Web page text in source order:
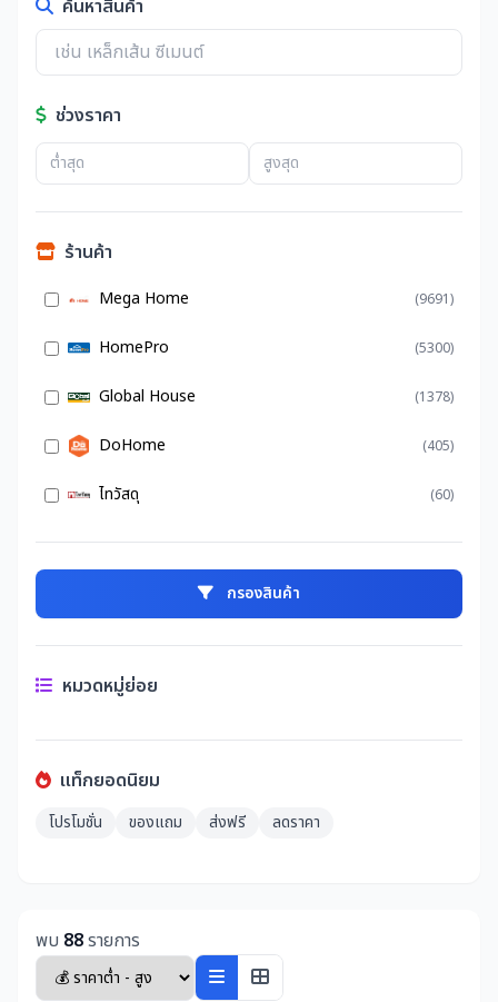
ค้นหาสินค้า
ช่วงราคา
ร้านค้า
Mega Home (9691)
HomePro (5300)
Global House (1378)
DoHome (405)
ไทวัสดุ (60)
กรองสินค้า
หมวดหมู่ย่อย
แท็กยอดนิยม
โปรโมชั่น ของแถม ส่งฟรี ลดราคา
พบ 88รายการ